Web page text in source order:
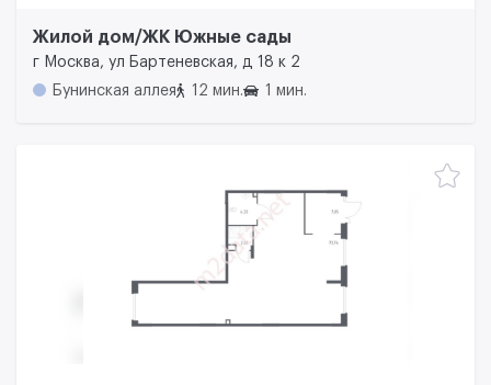
Жилой дом/ЖК Южные сады
г Москва, ул Бартеневская, д 18 к 2
Бунинская аллея
12 мин. 1 мин.